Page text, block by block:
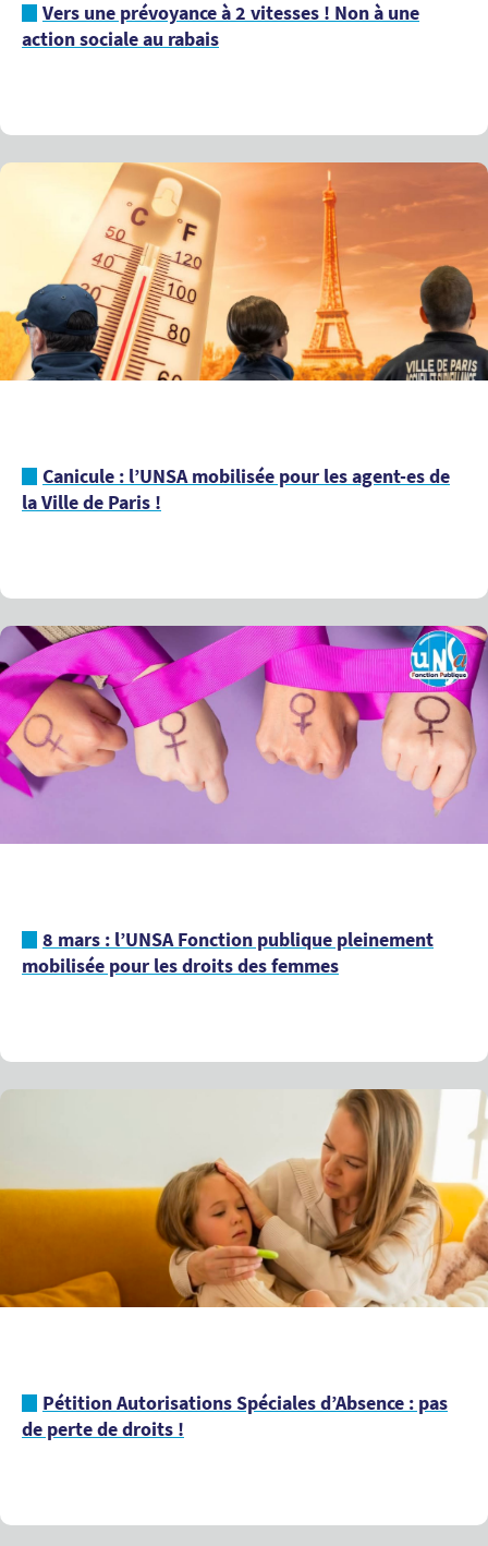
Vers une prévoyance à 2 vitesses ! Non à une
action sociale au rabais
Canicule : l’UNSA mobilisée pour les agent-es de
la Ville de Paris !
8 mars : l’UNSA Fonction publique pleinement
mobilisée pour les droits des femmes
Pétition Autorisations Spéciales d’Absence : pas
de perte de droits !